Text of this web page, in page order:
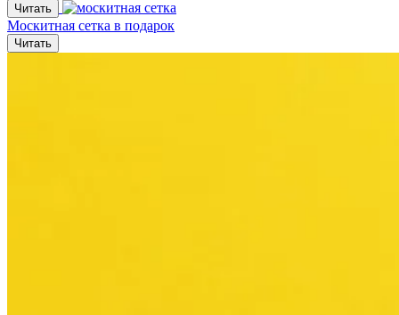
Читать
Москитная сетка в подарок
Читать